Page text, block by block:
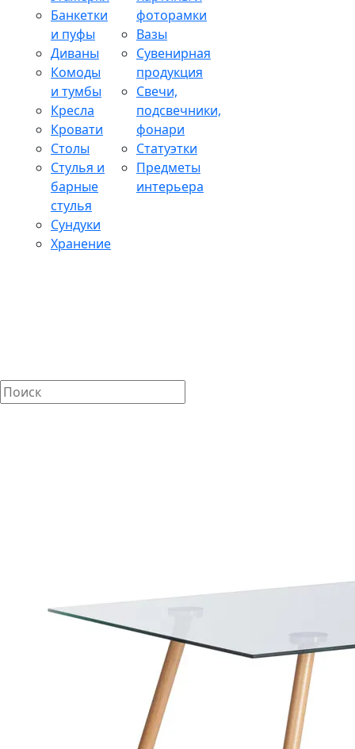
Банкетки
и пуфы
Диваны
Комоды
и тумбы
Кресла
Кровати
Столы
Стулья и
барные
стулья
Сундуки
Хранение
фоторамки
Вазы
Сувенирная
продукция
Свечи,
подсвечники,
фонари
Статуэтки
Предметы
интерьера